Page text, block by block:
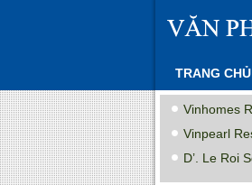
TRANG CHỦ
Vinhomes
Vinpearl
D’. Le Roi